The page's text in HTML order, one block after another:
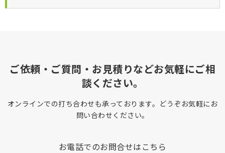
ご依頼・ご質問・お見積りなどお気軽にご相
談ください。
オンラインでの打ち合わせも承っております。どうぞお気軽にお
問い合わせください。
お電話でのお問合せはこちら